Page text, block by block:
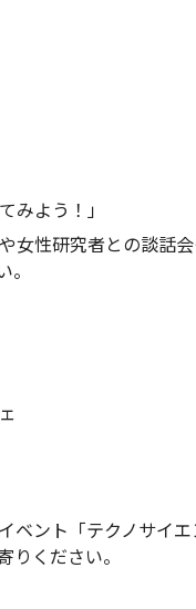
みよう！」
性研究者との談話
ント「テクノサイ
ください。